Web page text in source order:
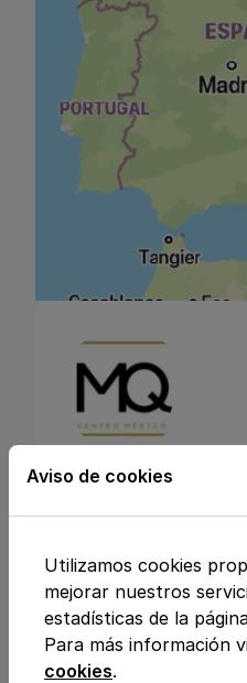
Calle Julio Rey Pastor
Sebastián de los Reyes,
Análisis clínicos
Aviso de cookies
Utilizamos cookies
mejorar nuestros
estadísticas de la
Para más información
cookies.